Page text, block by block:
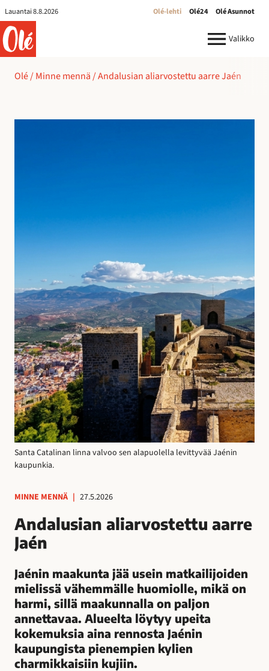
Lauantai 8.8.2026 Olé-lehti Olé24 Olé Asunnot
ole.fi
Valikko
Olé/Minne mennä/Andalusian aliarvostettu aarre Jaén
Santa Catalinan linna valvoo sen alapuolella levittyvää Jaénin
kaupunkia.
MINNE MENNÄ | 27.5.2026
Andalusian aliarvostettu aarre
Jaén
Jaénin maakunta jää usein matkailijoiden
mielissä vähemmälle huomiolle, mikä on
harmi, sillä maakunnalla on paljon
annettavaa. Alueelta löytyy upeita
kokemuksia aina rennosta Jaénin
kaupungista pienempien kylien
charmikkaisiin kujiin.